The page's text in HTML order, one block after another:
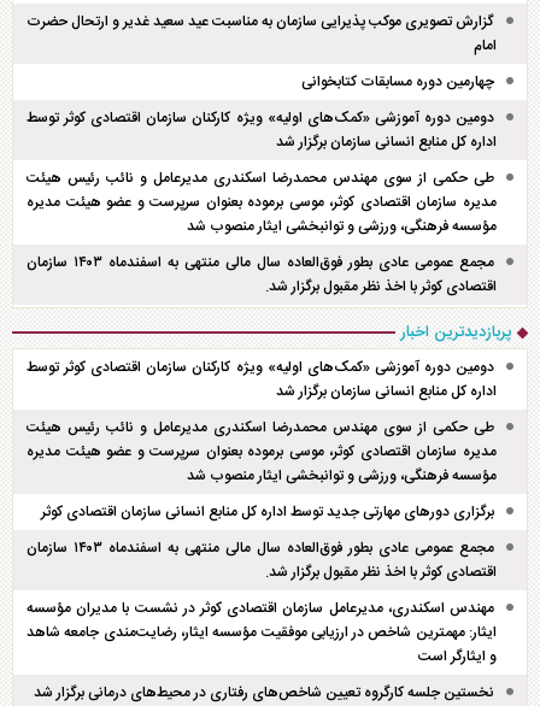
گزارش تصویری موکب پذیرایی سازمان به مناسبت عید سعید غدیر و ارتحال حضرت
امام
چهارمین دوره مسابقات کتابخوانی
دومین دوره آموزشی «کمک‌های اولیه» ویژه کارکنان سازمان اقتصادی کوثر توسط
اداره کل منابع انسانی سازمان برگزار شد
طی حکمی از سوی مهندس محمدرضا اسکندری مدیرعامل و نائب رئیس هیئت
مدیره سازمان اقتصادی کوثر، موسی برموده بعنوان سرپرست و عضو هیئت مدیره
مؤسسه فرهنگی، ورزشی و توانبخشی ایثار منصوب شد
مجمع عمومی عادی بطور فوق‌العاده سال مالی منتهی به اسفند‌ماه ۱۴۰۳ سازمان
اقتصادی کوثر با اخذ نظر مقبول برگزار شد.
پربازدیدترین اخبار
دومین دوره آموزشی «کمک‌های اولیه» ویژه کارکنان سازمان اقتصادی کوثر توسط
اداره کل منابع انسانی سازمان برگزار شد
طی حکمی از سوی مهندس محمدرضا اسکندری مدیرعامل و نائب رئیس هیئت
مدیره سازمان اقتصادی کوثر، موسی برموده بعنوان سرپرست و عضو هیئت مدیره
مؤسسه فرهنگی، ورزشی و توانبخشی ایثار منصوب شد
برگزاری دور‌های مهارتی جدید توسط اداره کل منابع انسانی سازمان اقتصادی کوثر
مجمع عمومی عادی بطور فوق‌العاده سال مالی منتهی به اسفند‌ماه ۱۴۰۳ سازمان
اقتصادی کوثر با اخذ نظر مقبول برگزار شد.
مهندس اسکندری، مدیرعامل سازمان اقتصادی کوثر در نشست با مدیران مؤسسه
ایثار: مهمترین شاخص در ارزیابی موفقیت مؤسسه ایثار، رضایت‌مندی جامعه شاهد
و ایثارگر است
نخستین جلسه کارگروه تعیین شاخص‌های رفتاری در محیط‌های درمانی برگزار شد